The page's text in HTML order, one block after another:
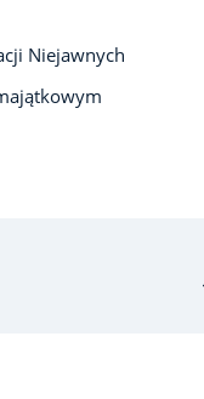
Niejawnych